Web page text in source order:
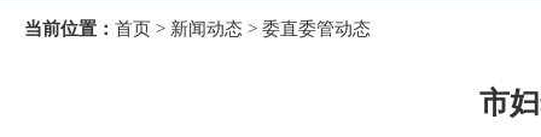
当前位置： 首页 > 新闻动态 > 委直委管动态
市